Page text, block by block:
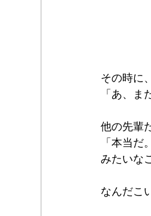
その時に
「あ、
他の先輩
「本当
みたいな
なんだこ